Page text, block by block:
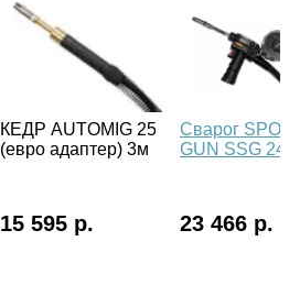
КЕДР AUTOMIG 25
(евро адаптер) 3м
Сварог
GUN SSG 24
15 595 р. 23 466 р.